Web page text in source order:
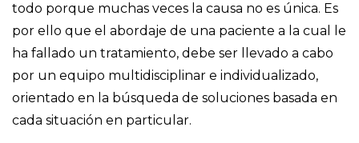
todo porque muchas veces la causa no es única. Es
por ello que el abordaje de una paciente a la cual le
ha fallado un tratamiento, debe ser llevado a cabo
por un equipo multidisciplinar e individualizado,
orientado en la búsqueda de soluciones basada en
cada situación en particular.